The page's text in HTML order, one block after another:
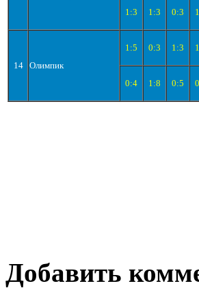
1:3 1:3 0:3
14 Олимпик
1:5 0:3 1:3
0:4 1:8 0:5
Добавить